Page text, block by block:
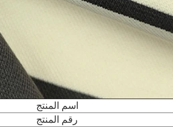
اسم المنتج
رقم المنتج